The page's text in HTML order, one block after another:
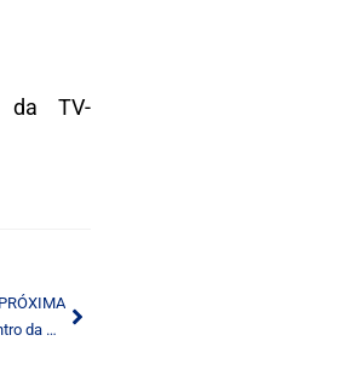
da TV-
PRÓXIMA
Encontro da AMIRT: boa oportunidade para radiodifusor mineiro aderir ao MobiAbert